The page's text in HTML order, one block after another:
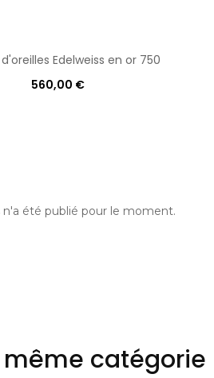
Edelweiss en or 750
560,00 €
n'a été publié pour le moment.
même catégorie